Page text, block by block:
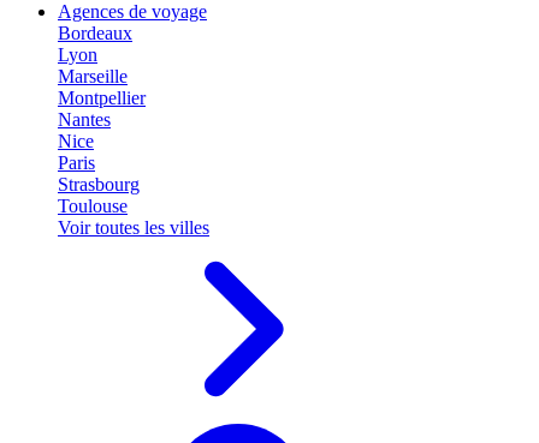
Agences de voyage
Bordeaux
Lyon
Marseille
Montpellier
Nantes
Nice
Paris
Strasbourg
Toulouse
Voir toutes les villes